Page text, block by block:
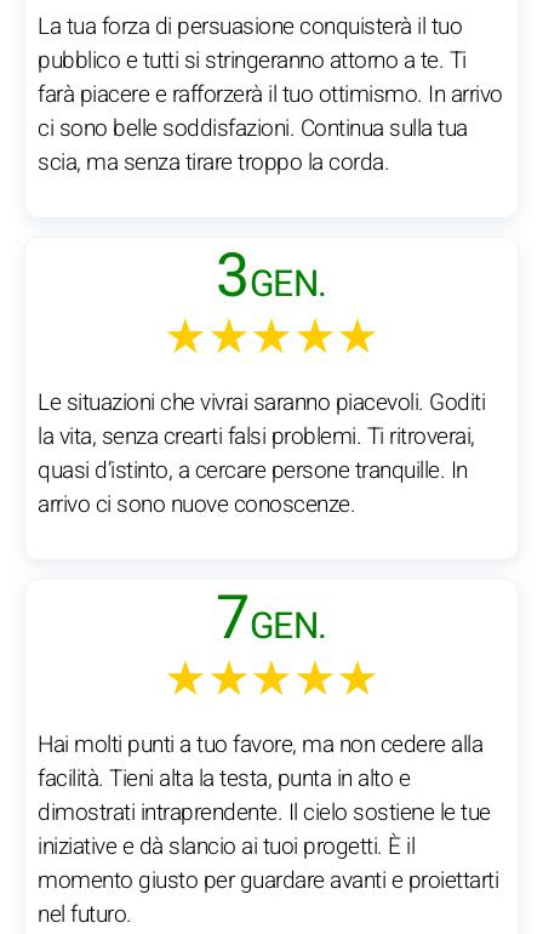
La tua forza di persuasione conquisterà il tuo
pubblico e tutti si stringeranno attorno a te. Ti
farà piacere e rafforzerà il tuo ottimismo. In arrivo
ci sono belle soddisfazioni. Continua sulla tua
scia, ma senza tirare troppo la corda.
3GEN.
★★★★★
Le situazioni che vivrai saranno piacevoli. Goditi
la vita, senza crearti falsi problemi. Ti ritroverai,
quasi d’istinto, a cercare persone tranquille. In
arrivo ci sono nuove conoscenze.
7GEN.
★★★★★
Hai molti punti a tuo favore, ma non cedere alla
facilità. Tieni alta la testa, punta in alto e
dimostrati intraprendente. Il cielo sostiene le tue
iniziative e dà slancio ai tuoi progetti. È il
momento giusto per guardare avanti e proiettarti
nel futuro.